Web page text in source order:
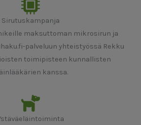
Sirutuskampanja
maksuttoman mikrosirun ja
palveluun yhteistyössä Rekku
toimipisteen kunnallisten
kanssa.